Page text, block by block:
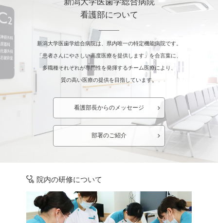
看護部について
新潟大学医歯学総合病院は、県内唯一の特定機能病院です。
「患者さんにやさしい高度医療を提供します」を合言葉に、
多職種それぞれが専門性を発揮するチーム医療により、
質の高い医療の提供を目指しています。
看護部長からのメッセージ
部署のご紹介
院内の研修について